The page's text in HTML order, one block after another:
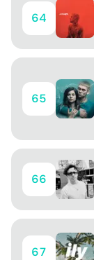
64
65
66
67